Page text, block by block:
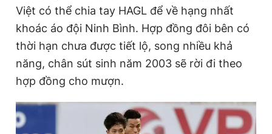
Đọc Thanh Niên trên điện thoại
Theo dõi báo trên
Việt có thể chia tay HAGL để về hạng nhất
khoác áo đội Ninh Bình. Hợp đồng đôi bên có
thời hạn chưa được tiết lộ, song nhiều khả
năng, chân sút sinh năm 2003 sẽ rời đi theo
hợp đồng cho mượn.